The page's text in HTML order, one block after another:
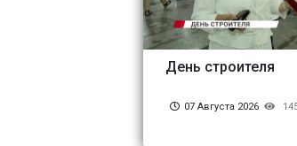
День строителя
07 Августа 2026